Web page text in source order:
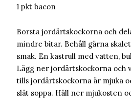
1 pkt bacon
Borsta jordärtskockorna och
mindre bitar. Behåll gärna
smak. En kastrull med vatten,
Lägg ner jordärtskockorna och
tills jordärtskockorna är mjuka
slät soppa. Häll ner mjukosten